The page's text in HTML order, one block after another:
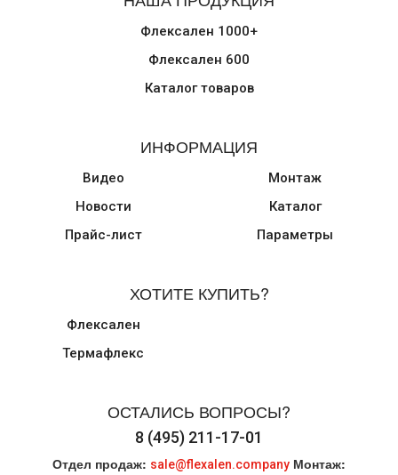
Флексален 1000+
Флексален 600
Каталог товаров
ИНФОРМАЦИЯ
Видео
Новости
Прайс-лист
Монтаж
Каталог
Параметры
ХОТИТЕ КУПИТЬ?
Флексален
Термафлекс
ОСТАЛИСЬ ВОПРОСЫ?
8 (495) 211-17-01
Отдел продаж: sale@flexalen.company Монтаж: